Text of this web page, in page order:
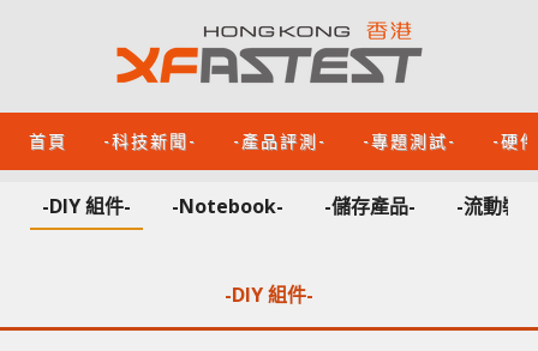
首頁 -科技新聞- -產品評測- -專題測試- -硬
-DIY 組件- -Notebook- -儲存產品- -流動裝
-DIY 組件-